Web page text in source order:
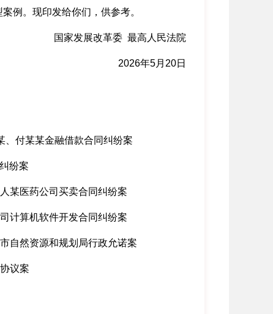
例。现印发给你们，供参考。
国家发展改革委 最高人民法院
2026年5月20日
付某某金融借款合同纠纷案
纷案
某医药公司买卖合同纠纷案
计算机软件开发合同纠纷案
自然资源和规划局行政允诺案
议案